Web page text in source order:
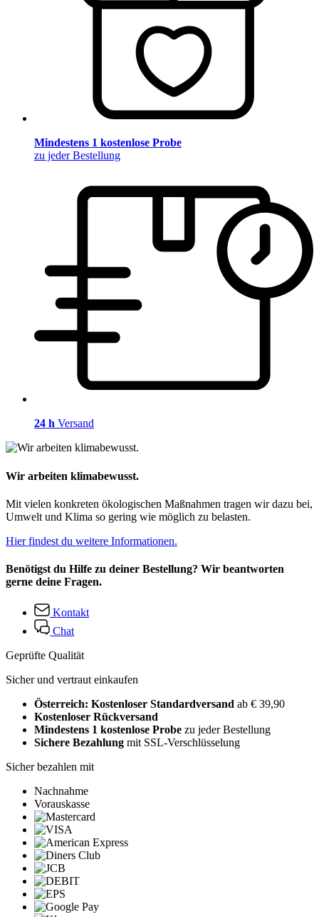
Mindestens 1 kostenlose Probe
zu jeder Bestellung
24 h Versand
Wir arbeiten klimabewusst.
Mit vielen konkreten ökologischen Maßnahmen tragen wir dazu bei,
Umwelt und Klima so gering wie möglich zu belasten.
Hier findest du weitere Informationen.
Benötigst du Hilfe zu deiner Bestellung? Wir beantworten
gerne deine Fragen.
Kontakt
Chat
Geprüfte Qualität
Sicher und vertraut einkaufen
Österreich: Kostenloser Standardversand ab € 39,90
Kostenloser Rückversand
Mindestens 1 kostenlose Probe zu jeder Bestellung
Sichere Bezahlung mit SSL-Verschlüsselung
Sicher bezahlen mit
Nachnahme
Vorauskasse